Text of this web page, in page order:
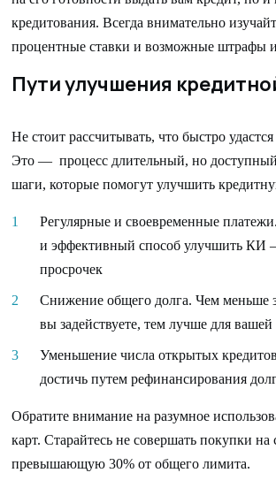
кредитования. Всегда внимательно
процентные ставки и возможные штрафы
Пути улучшения
Не стоит рассчитывать, что быстро
Это — процесс длительный, но
шаги, которые помогут улучшить
Регулярные и своевременные
и эффективный способ улучшить КИ
просрочек
Снижение общего долга. Чем меньше
вы задействуете, тем лучше для
Уменьшение числа открытых
достичь путем рефинансирования
Обратите внимание на разумное
карт. Старайтесь не совершать покупки на
превышающую 30% от общего лимита.